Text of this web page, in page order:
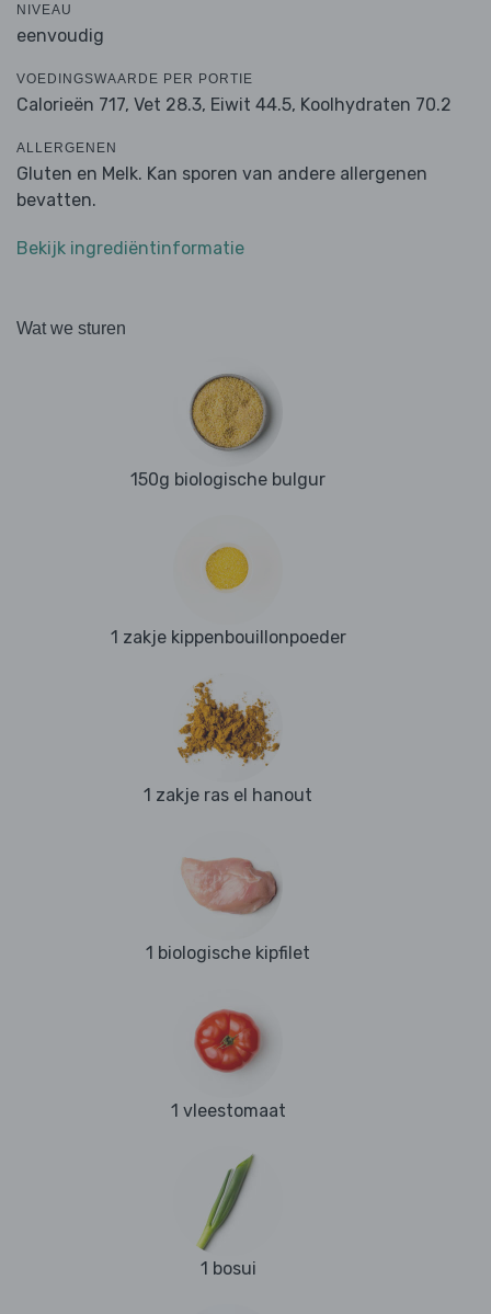
NIVEAU
eenvoudig
VOEDINGSWAARDE PER PORTIE
Calorieën 717, Vet 28.3, Eiwit 44.5, Koolhydraten 70.2
ALLERGENEN
Gluten en Melk. Kan sporen van andere allergenen
bevatten.
Bekijk ingrediëntinformatie
Wat we sturen
150g biologische bulgur
1 zakje kippenbouillonpoeder
1 zakje ras el hanout
1 biologische kipfilet
1 vleestomaat
1 bosui